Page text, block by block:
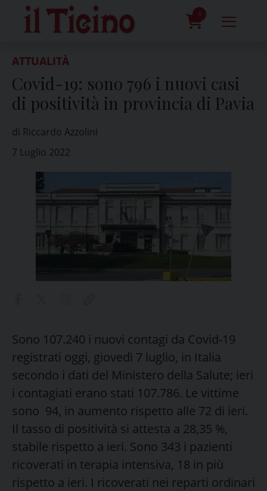
content
0
ATTUALITÀ
Covid-19: sono 796 i nuovi casi
di positività in provincia di Pavia
di Riccardo Azzolini
7 Luglio 2022
Sono 107.240 i nuovi contagi da Covid-19
registrati oggi, giovedì 7 luglio, in Italia
secondo i dati del Ministero della Salute; ieri
i contagiati erano stati 107.786. Le vittime
sono 94, in aumento rispetto alle 72 di ieri.
Il tasso di positività si attesta a 28,35 %,
stabile rispetto a ieri. Sono 343 i pazienti
ricoverati in terapia intensiva, 18 in più
rispetto a ieri. I ricoverati nei reparti ordinari